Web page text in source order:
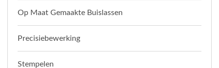
Op Maat Gemaakte Buislassen
Precisiebewerking
Stempelen